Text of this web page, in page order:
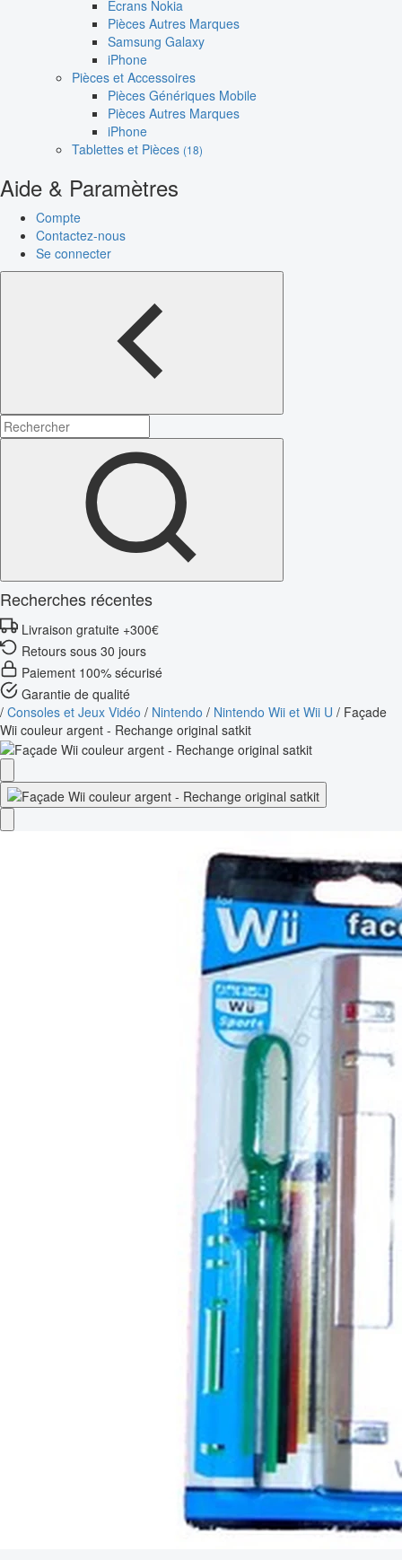
Écrans Nokia
Pièces Autres Marques
Samsung Galaxy
iPhone
Pièces et Accessoires
Pièces Génériques Mobile
Pièces Autres Marques
iPhone
Tablettes et Pièces (18)
Aide & Paramètres
Compte
Contactez-nous
Se connecter
Recherches récentes
Livraison gratuite +300€
Retours sous 30 jours
Paiement 100% sécurisé
Garantie de qualité
/ Consoles et Jeux Vidéo / Nintendo / Nintendo Wii et Wii U / Façade
Wii couleur argent - Rechange original satkit